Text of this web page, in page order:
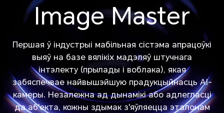
Image Master
Першая ў індустрыі мабільная сістэма апрацоўкі
выяў на базе вялікіх мадэляў штучнага
iнтэлекту (прылады і воблака), якая
забяспечвае найвышэйшую прадукцыйнасць AI-
камеры. Незалежна ад дынамікі або адлегласці
да аб'екта, кожны здымак з'яўляецца эталонам